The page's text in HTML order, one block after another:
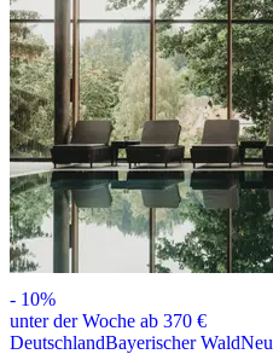
- 10%
unter der Woche ab 370 €
DeutschlandBayerischer WaldNeu